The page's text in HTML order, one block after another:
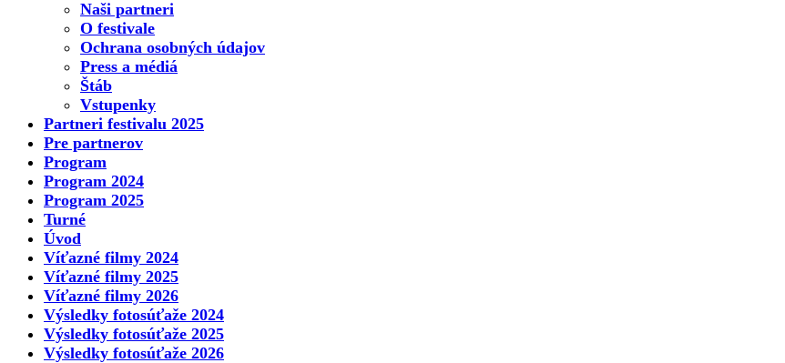
Naši partneri
O festivale
Ochrana osobných údajov
Press a médiá
Štáb
Vstupenky
Partneri festivalu 2025
Pre partnerov
Program
Program 2024
Program 2025
Turné
Úvod
Víťazné filmy 2024
Víťazné filmy 2025
Víťazné filmy 2026
Výsledky fotosúťaže 2024
Výsledky fotosúťaže 2025
Výsledky fotosúťaže 2026